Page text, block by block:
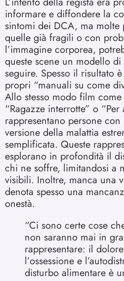
informare e diffondere la
sintomi dei DCA, ma molte
quelle già fragili o con
l’immagine corporea,
queste scene un modello
seguire. Spesso il risultato
propri “manuali su come
Allo stesso modo film come
“Ragazze interrotte” o
rappresentano persone
versione della malattia
semplificata. Queste
esplorano in profondità il
chi ne soffre, limitandosi a
visibili. Inoltre, manca una
denota spesso una
onestà.
“Ci sono certe cose
non saranno mai in
rappresentare: il
l’ossessione e
disturbo alimentare è